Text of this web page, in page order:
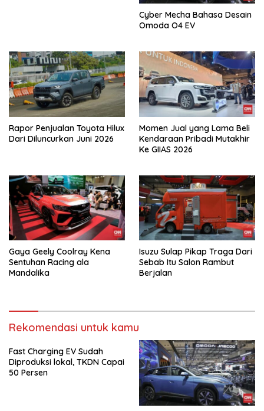
Cyber Mecha Bahasa Desain
Omoda O4 EV
Rapor Penjualan Toyota Hilux
Dari Diluncurkan Juni 2026
Momen Jual yang Lama Beli
Kendaraan Pribadi Mutakhir
Ke GIIAS 2026
Gaya Geely Coolray Kena
Sentuhan Racing ala
Mandalika
Isuzu Sulap Pikap Traga Dari
Sebab Itu Salon Rambut
Berjalan
Rekomendasi untuk kamu
Fast Charging EV Sudah
Diproduksi lokal, TKDN Capai
50 Persen